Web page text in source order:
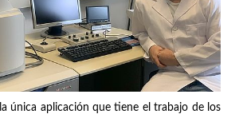
única aplicación que tiene el trabajo de los